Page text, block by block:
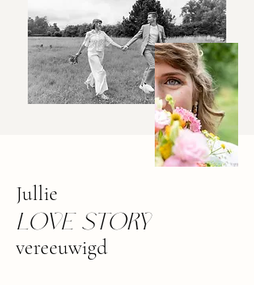
Jullie
LOVE STORY
vereeuwigd